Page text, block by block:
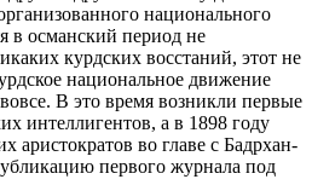
национального
в османский период не
курдских восстаний, этот не
национальное движение
В это время возникли первые
интеллигентов, а в 1898 году
аристократов во главе с Бадрхан-
первого журнала под